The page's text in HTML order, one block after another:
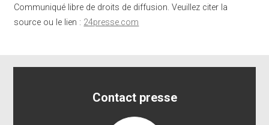
Communiqué libre de droits de diffusion. Veuillez citer la
source ou le lien : 24presse.com
Contact presse